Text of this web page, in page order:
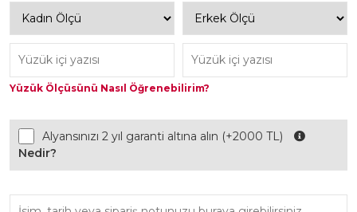
Yüzük Ölçüsünü Nasıl Öğrenebilirim?
Alyansınızı 2 yıl garanti altına alın (+2000 TL)
Nedir?